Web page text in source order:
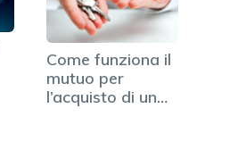
Come funziona il
mutuo per
l’acquisto di un